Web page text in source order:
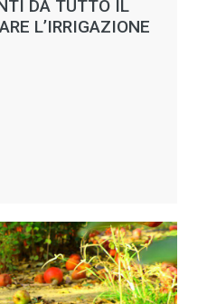
DA TUTTO IL
L’IRRIGAZIONE